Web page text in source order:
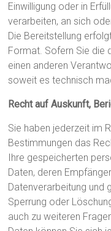
Einwilligung oder in
verarbeiten, an sich
Die Bereitstellung
Format. Sofern Sie die
einen anderen
soweit es technisch
Recht auf Auskunft,
Sie haben jederzeit im
Bestimmungen das
Ihre gespeicherten
Daten, deren
Datenverarbeitung und
Sperrung oder
auch zu weiteren